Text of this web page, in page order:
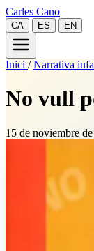
Carles Cano
CA ES EN
Inici / Narrativa
No vull
15 de noviembre